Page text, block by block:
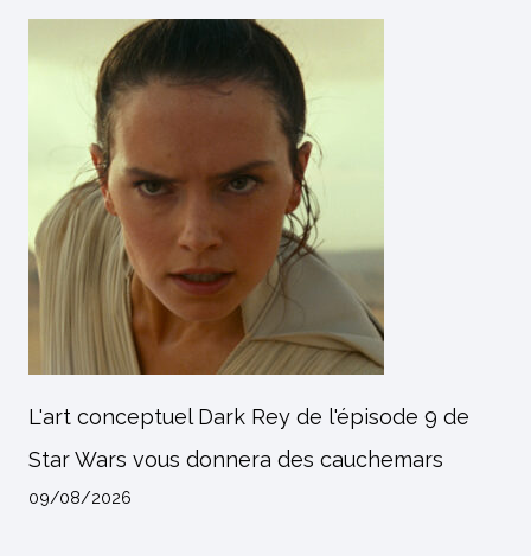
L'art conceptuel Dark Rey de l'épisode 9 de
Star Wars vous donnera des cauchemars
09/08/2026